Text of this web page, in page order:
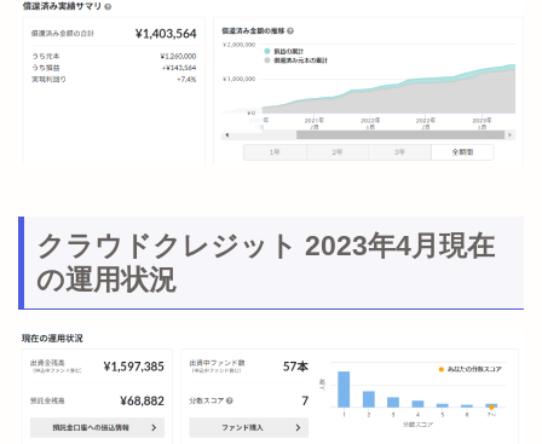
クラウドクレジット 2023年4月現在
の運用状況